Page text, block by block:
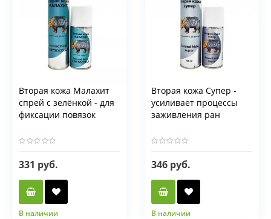
Вторая кожа Малахит
спрей с зелёнкой - для
фиксации повязок
331 руб.
В наличии
Вторая кожа Супер -
усиливает процессы
заживления ран
346 руб.
В наличии